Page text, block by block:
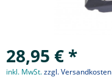
28,95 € *
inkl. MwSt.zzgl. Versandkosten